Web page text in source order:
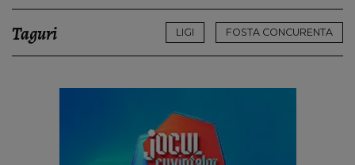
Taguri LIGI FOSTA CONCURENTA